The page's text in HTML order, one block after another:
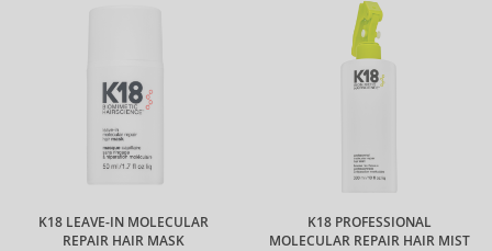
K18 LEAVE-IN MOLECULAR
REPAIR HAIR MASK
K18 PROFESSIONAL
MOLECULAR REPAIR HAIR MIST